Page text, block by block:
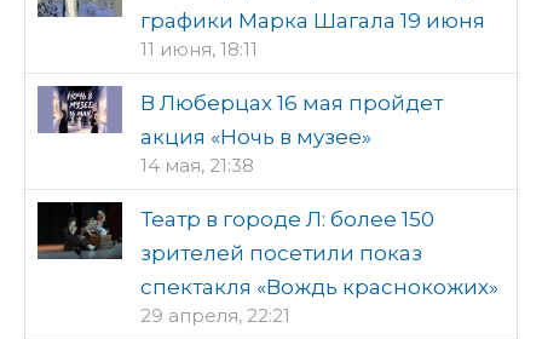
графики Марка Шагала 19 июня
11 июня, 18:11
В Люберцах 16 мая пройдет
акция «Ночь в музее»
14 мая, 21:38
Театр в городе Л: более 150
зрителей посетили показ
спектакля «Вождь краснокожих»
29 апреля, 22:21